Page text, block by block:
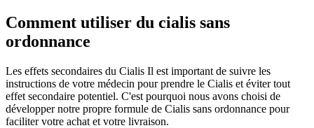
Comment utiliser du cialis sans
ordonnance
Les effets secondaires du Cialis Il est important de suivre les
instructions de votre médecin pour prendre le Cialis et éviter tout
effet secondaire potentiel. C'est pourquoi nous avons choisi de
développer notre propre formule de Cialis sans ordonnance pour
faciliter votre achat et votre livraison.